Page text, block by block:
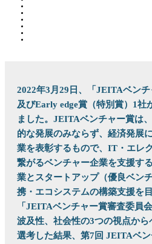
2022年3月29日、「JEITAベン
及びEarly edge賞（特別賞）1社
ました。JEITAベンチャー賞は
的な発展のみならず、経済発展
業を表彰するもので、IT・エレ
繋がるベンチャー企業を支援す
業とスタートアップ（優良ベン
携・エコシステムの構築支援を
「JEITAベンチャー賞審査委員
波及性、社会性の3つの視点から
選考した結果、第7回 JEITAベ